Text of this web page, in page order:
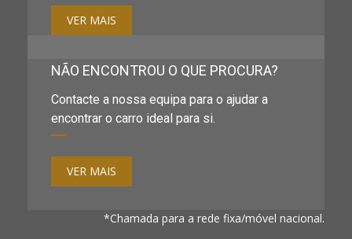
VER MAIS
NÃO ENCONTROU O QUE PROCURA?
Contacte a nossa equipa para o ajudar a
encontrar o carro ideal para si.
VER MAIS
*Chamada para a rede fixa/móvel nacional.